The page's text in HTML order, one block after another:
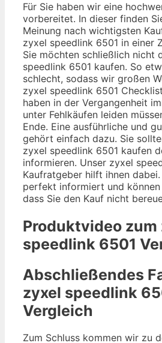
Für Sie haben wir eine
vorbereitet. In dieser finden
Meinung nach wichtigsten
zyxel speedlink 6501 in einer
Sie möchten schließlich nicht
speedlink 6501 kaufen. So
schlecht, sodass wir großen
zyxel speedlink 6501
haben in der Vergangenheit
unter Fehlkäufen leiden
Ende. Eine ausführliche und
gehört einfach dazu. Sie
zyxel speedlink 6501 kaufen
informieren. Unser zyxel
Kaufratgeber hilft ihnen
perfekt informiert und können
dass Sie den Kauf nicht
Produktvideo zum
speedlink 6501
Abschließendes
zyxel speedlink
Vergleich
Zum Schluss kommen wir zu